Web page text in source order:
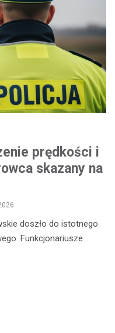
prędkości i
skazany na
doszło do istotnego
Funkcjonariusze